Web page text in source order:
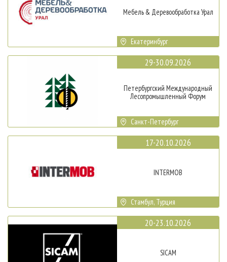
Мебель & Деревообработка Урал
Екатеринбург
29-30.09.2026
Петербургский Международный
Лесопромышленный Форум
Санкт-Петербург
17-20.10.2026
INTERMOB
Стамбул, Турция
20-23.10.2026
SICAM